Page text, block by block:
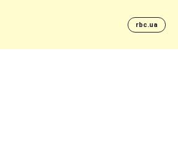
rbc.ua